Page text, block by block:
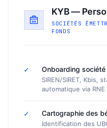
KYB —
SOCIÉTÉS
FONDS
✓ Onboarding
SIREN/SIRET, Kbis,
automatique via
✓ Cartographie des
Identification des